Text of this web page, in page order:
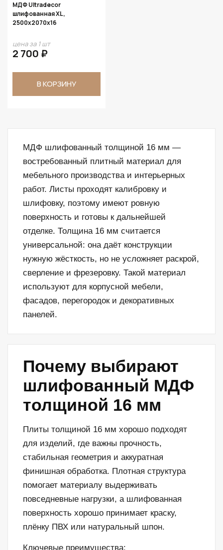
МДФ Ultradecor
шлифованная XL,
2500х2070х16
цена за 1 шт
2 700 ₽
В КОРЗИНУ
МДФ шлифованный толщиной 16 мм —
востребованный плитный материал для
мебельного производства и интерьерных
работ. Листы проходят калибровку и
шлифовку, поэтому имеют ровную
поверхность и готовы к дальнейшей
отделке. Толщина 16 мм считается
универсальной: она даёт конструкции
нужную жёсткость, но не усложняет раскрой,
сверление и фрезеровку. Такой материал
используют для корпусной мебели,
фасадов, перегородок и декоративных
панелей.
Почему выбирают
шлифованный МДФ
толщиной 16 мм
Плиты толщиной 16 мм хорошо подходят
для изделий, где важны прочность,
стабильная геометрия и аккуратная
финишная обработка. Плотная структура
помогает материалу выдерживать
повседневные нагрузки, а шлифованная
поверхность хорошо принимает краску,
плёнку ПВХ или натуральный шпон.
Ключевые преимущества: